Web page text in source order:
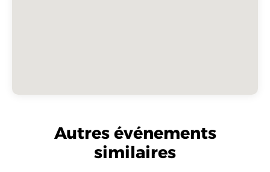
Autres événements
similaires